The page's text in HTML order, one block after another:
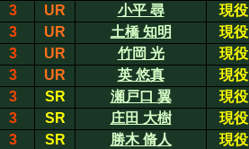
3
UR 小平 尋
現役
3
UR 土橋 知明
現役
3
UR 竹岡 光
現役
3
UR 英 悠真
現役
3
SR 瀬戸口 翼
現役
3
SR 庄田 大樹
現役
3
SR 勝木 脩人
現役